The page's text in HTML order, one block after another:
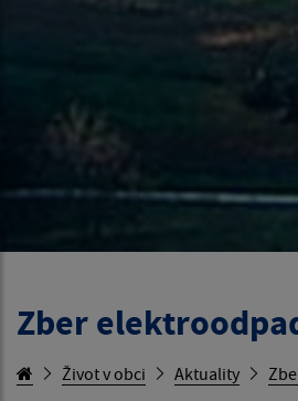
Zber
Život v obci Aktuality